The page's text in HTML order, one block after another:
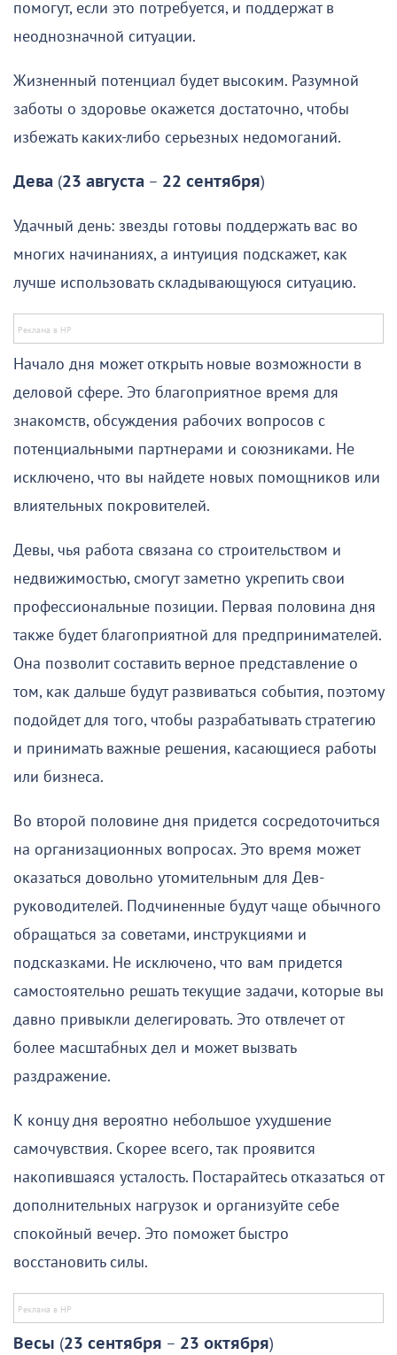
помогут, если это потребуется, и поддержат в
неоднозначной ситуации.
Жизненный потенциал будет высоким. Разумной
заботы о здоровье окажется достаточно, чтобы
избежать каких-либо серьезных недомоганий.
Дева (23 августа – 22 сентября)
Удачный день: звезды готовы поддержать вас во
многих начинаниях, а интуиция подскажет, как
лучше использовать складывающуюся ситуацию.
Начало дня может открыть новые возможности в
деловой сфере. Это благоприятное время для
знакомств, обсуждения рабочих вопросов с
потенциальными партнерами и союзниками. Не
исключено, что вы найдете новых помощников или
влиятельных покровителей.
Девы, чья работа связана со строительством и
недвижимостью, смогут заметно укрепить свои
профессиональные позиции. Первая половина дня
также будет благоприятной для предпринимателей.
Она позволит составить верное представление о
том, как дальше будут развиваться события, поэтому
подойдет для того, чтобы разрабатывать стратегию
и принимать важные решения, касающиеся работы
или бизнеса.
Во второй половине дня придется сосредоточиться
на организационных вопросах. Это время может
оказаться довольно утомительным для Дев-
руководителей. Подчиненные будут чаще обычного
обращаться за советами, инструкциями и
подсказками. Не исключено, что вам придется
самостоятельно решать текущие задачи, которые вы
давно привыкли делегировать. Это отвлечет от
более масштабных дел и может вызвать
раздражение.
К концу дня вероятно небольшое ухудшение
самочувствия. Скорее всего, так проявится
накопившаяся усталость. Постарайтесь отказаться от
дополнительных нагрузок и организуйте себе
спокойный вечер. Это поможет быстро
восстановить силы.
Весы (23 сентября – 23 октября)